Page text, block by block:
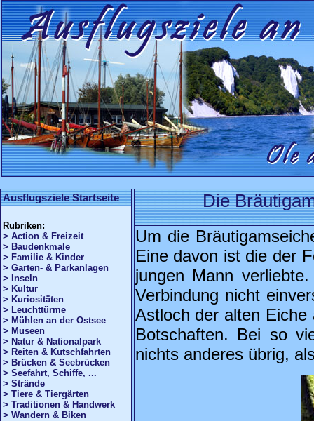
Ausflugsziele Startseite
Rubriken:
> Action & Freizeit
> Baudenkmale
> Familie & Kinder
> Garten- & Parkanlagen
> Inseln
> Kultur
> Kuriositäten
> Leuchttürme
> Mühlen an der Ostsee
> Museen
> Natur & Nationalpark
> Reiten & Kutschfahrten
> Brücken & Seebrücken
> Seefahrt, Schiffe, ...
> Strände
> Tiere & Tiergärten
> Traditionen & Handwerk
> Wandern & Biken
Die
Um die
Eine davon ist die der
jungen Mann
Verbindung nicht
Astloch der alten
Botschaften. Bei so
nichts anderes übrig,